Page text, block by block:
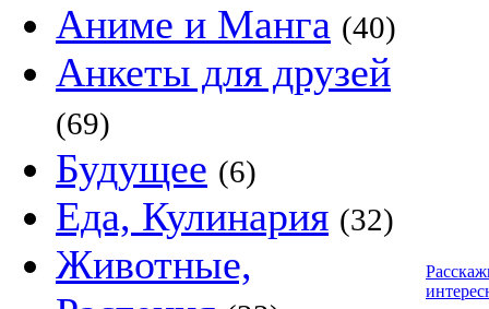
Аниме и Манга (40)
Анкеты для друзей
(69)
Будущее (6)
Еда, Кулинария (32)
Животные,